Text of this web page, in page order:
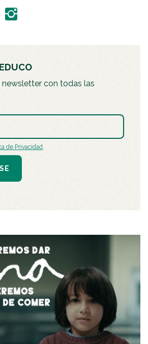
newsletter con todas las
de Privacidad.